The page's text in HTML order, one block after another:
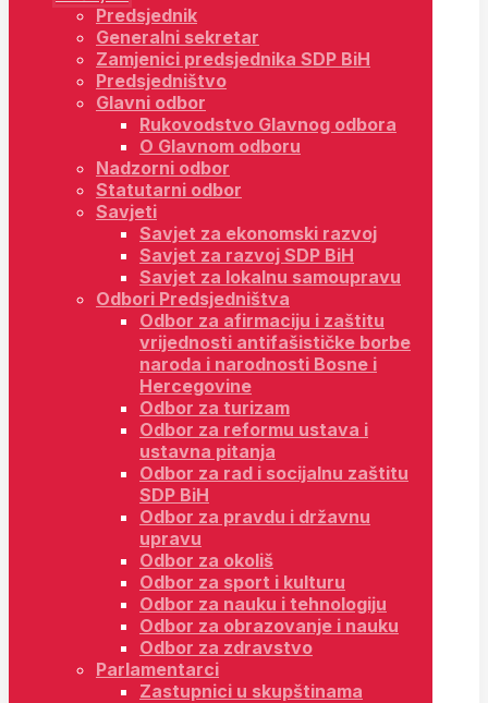
Predsjednik
Generalni sekretar
Zamjenici predsjednika SDP BiH
Predsjedništvo
Glavni odbor
Rukovodstvo Glavnog odbora
O Glavnom odboru
Nadzorni odbor
Statutarni odbor
Savjeti
Savjet za ekonomski razvoj
Savjet za razvoj SDP BiH
Savjet za lokalnu samoupravu
Odbori Predsjedništva
Odbor za afirmaciju i zaštitu
vrijednosti antifašističke borbe
naroda i narodnosti Bosne i
Hercegovine
Odbor za turizam
Odbor za reformu ustava i
ustavna pitanja
Odbor za rad i socijalnu zaštitu
SDP BiH
Odbor za pravdu i državnu
upravu
Odbor za okoliš
Odbor za sport i kulturu
Odbor za nauku i tehnologiju
Odbor za obrazovanje i nauku
Odbor za zdravstvo
Parlamentarci
Zastupnici u skupštinama